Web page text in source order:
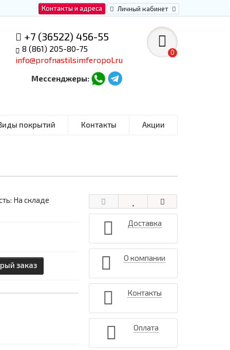
Контакты и адреса Личный кабинет
+7 (36522) 456-55
8 (861) 205-80-75
info@profnastilsimferopol.ru
Мессенджеры:
0
покрытий Контакты Акции
На складе
заказ
Доставка
О компании
Контакты
Оплата